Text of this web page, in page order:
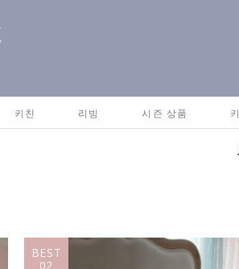
키친 리빙 시즌 상품
BEST
02